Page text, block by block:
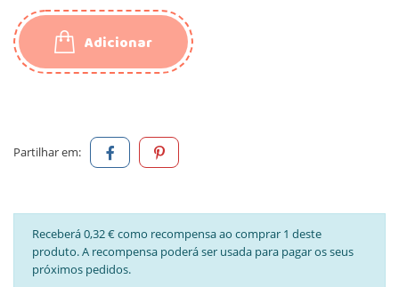
Adicionar
Partilhar em:
Receberá 0,32 € como recompensa ao comprar 1 deste
produto. A recompensa poderá ser usada para pagar os seus
próximos pedidos.